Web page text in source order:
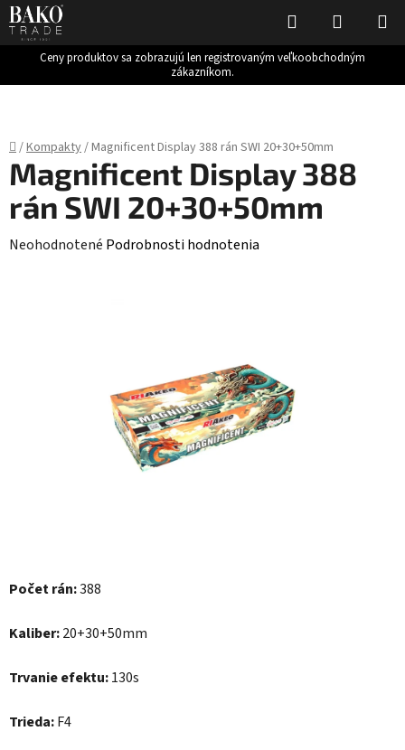
Ceny produktov sa zobrazujú len registrovaným veľkoobchodným
zákazníkom.
Hľadať
KOŠÍK
Domov
/Kompakty/Magnificent Display 388 rán SWI 20+30+50mm
Počet rán:388
Kaliber:20+30+50mm
Trvanie efektu:130s
Trieda:F4
Magnificent Display 388
rán SWI 20+30+50mm
Priemerné
Neohodnotené Podrobnosti hodnotenia